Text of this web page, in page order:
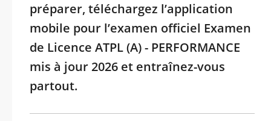
préparer, téléchargez l’application
mobile pour l’examen officiel Examen
de Licence ATPL (A) - PERFORMANCE
mis à jour 2026 et entraînez-vous
partout.